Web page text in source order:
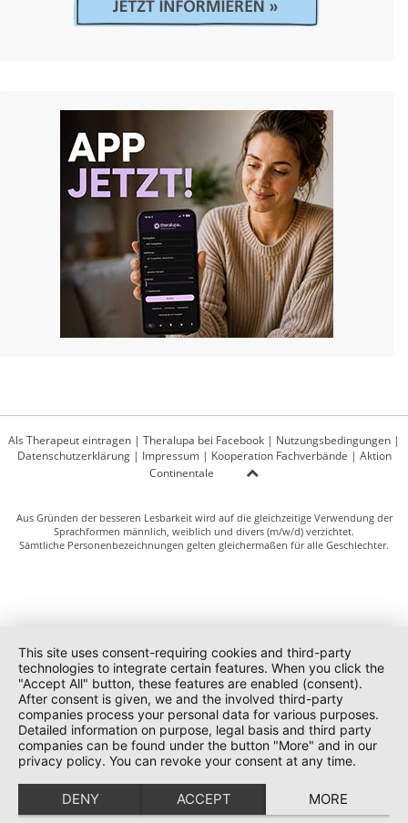
Als Therapeut eintragen | Theralupa bei Facebook | Nutzungsbedingungen |
Datenschutzerklärung| Impressum| Kooperation Fachverbände | Aktion
Continentale
Aus Gründen der besseren Lesbarkeit wird auf die gleichzeitige Verwendung der
Sprachformen männlich, weiblich und divers (m/w/d) verzichtet.
Sämtliche Personenbezeichnungen gelten gleichermaßen für alle Geschlechter.
This site uses consent-requiring cookies and third-party
technologies to integrate certain features. When you click the
"Accept All" button, these features are enabled (consent).
After consent is given, we and the involved third-party
companies process your personal data for various purposes.
Detailed information on purpose, legal basis and third party
companies can be found under the button "More" and in our
privacy policy. You can revoke your consent at any time.
DENY ACCEPT MORE